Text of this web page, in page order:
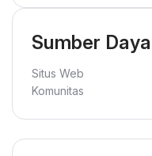
Sumber
Situs Web
Komunitas